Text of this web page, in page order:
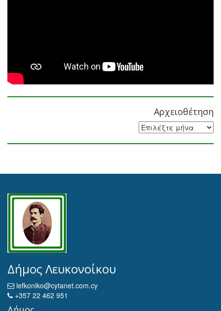
Αρχειοθέτηση
Αρχειοθέτηση
Δήμος Λευκονοίκου
lefkoniko@cytanet.com.cy
+357 22 462 951